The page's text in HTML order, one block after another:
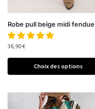
Robe pull beige midi fendue
36,90€
Choix des options